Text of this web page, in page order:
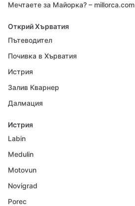
Мечтаете за Майорка? – millorca.com
Открий Хърватия
Пътеводител
Почивка в Хърватия
Истрия
Залив Кварнер
Далмация
Истрия
Labin
Medulin
Motovun
Novigrad
Porec